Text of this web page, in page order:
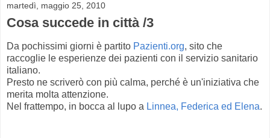
martedì, maggio 25, 2010
Cosa succede in città /3
Da pochissimi giorni è partito Pazienti.org, sito che
raccoglie le esperienze dei pazienti con il servizio sanitario
italiano.
Presto ne scriverò con più calma, perché è un'iniziativa che
merita molta attenzione.
Nel frattempo, in bocca al lupo a Linnea, Federica ed Elena.